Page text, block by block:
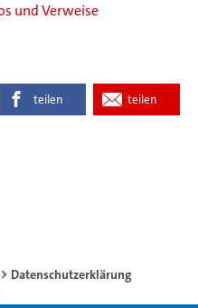
und Verweise
teilen teilen
Datenschutzerklärung